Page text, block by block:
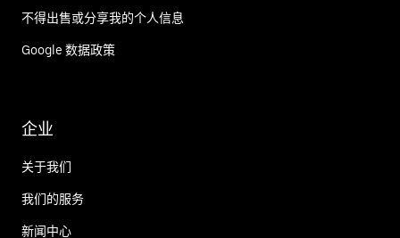
不得出售或分享我的个人信息
Google 数据政策
企业
关于我们
我们的服务
新闻中心